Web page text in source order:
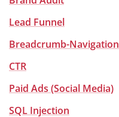
Lead Funnel
Breadcrumb-Navigation
CTR
Paid Ads (Social Media)
SQL Injection